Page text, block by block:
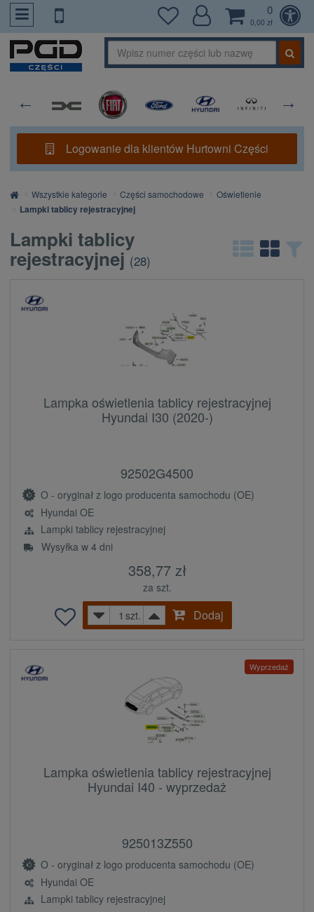
PrzejdzDoTresci
0
0,00 zł
Logowanie dla klientów Hurtowni Części
Strona
główna
Wszystkie kategorie Części samochodowe Oświetlenie
Lampki tablicy rejestracyjnej
Lampki tablicy
rejestracyjnej(28)
Lampka oświetlenia tablicy rejestracyjnej
Hyundai I30 (2020-)
92502G4500
O - oryginał z logo producenta samochodu (OE)
Hyundai OE
Lampki tablicy rejestracyjnej
Wysyłka w 4 dni
358,77 zł
za szt.
szt.
Dodaj
Wyprzedaż
Lampka oświetlenia tablicy rejestracyjnej
Hyundai I40 - wyprzedaż
925013Z550
O - oryginał z logo producenta samochodu (OE)
Hyundai OE
Lampki tablicy rejestracyjnej